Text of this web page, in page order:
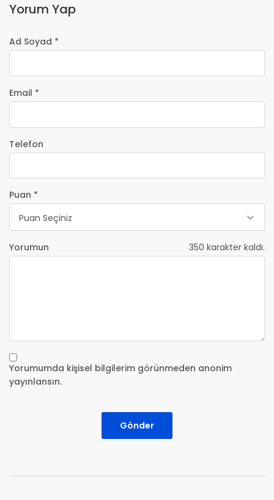
Yorum Yap
Ad Soyad *
Email *
Telefon
Puan *
Puan Seçiniz
Yorumun 350 karakter kaldı.
Yorumumda kişisel bilgilerim görünmeden anonim
yayınlansın.
Gönder